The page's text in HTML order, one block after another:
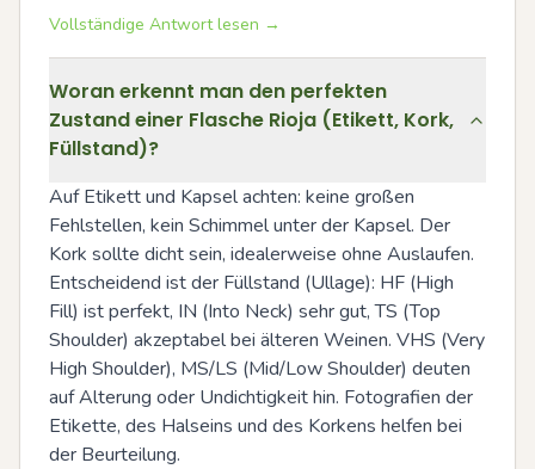
Vollständige Antwort lesen →
Woran erkennt man den perfekten
Zustand einer Flasche Rioja (Etikett, Kork,
Füllstand)?
Auf Etikett und Kapsel achten: keine großen
Fehlstellen, kein Schimmel unter der Kapsel. Der
Kork sollte dicht sein, idealerweise ohne Auslaufen.
Entscheidend ist der Füllstand (Ullage): HF (High
Fill) ist perfekt, IN (Into Neck) sehr gut, TS (Top
Shoulder) akzeptabel bei älteren Weinen. VHS (Very
High Shoulder), MS/LS (Mid/Low Shoulder) deuten
auf Alterung oder Undichtigkeit hin. Fotografien der
Etikette, des Halseins und des Korkens helfen bei
der Beurteilung.